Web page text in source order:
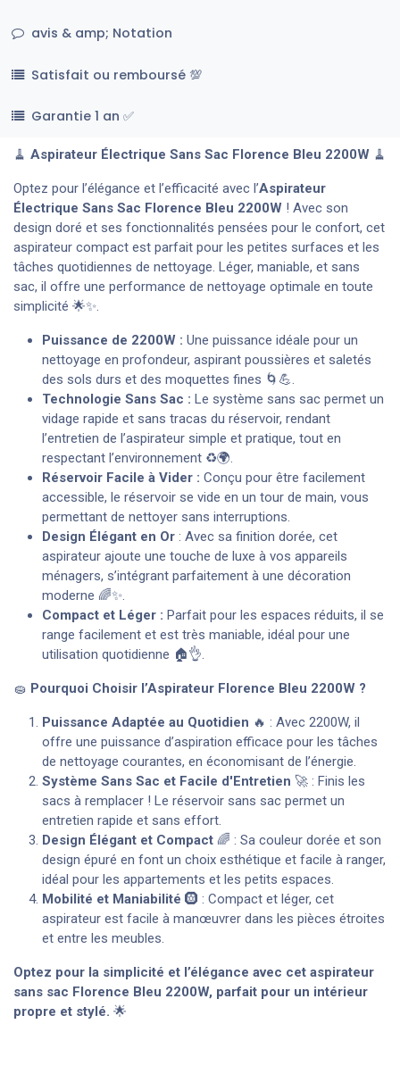
avis & amp; Notation
Satisfait ou remboursé 💯
Garantie 1 an ✅
🧹 Aspirateur Électrique Sans Sac Florence Bleu 2200W 🧹
Optez pour l’élégance et l’efficacité avec l’Aspirateur
Électrique Sans Sac Florence Bleu 2200W ! Avec son
design doré et ses fonctionnalités pensées pour le confort, cet
aspirateur compact est parfait pour les petites surfaces et les
tâches quotidiennes de nettoyage. Léger, maniable, et sans
sac, il offre une performance de nettoyage optimale en toute
simplicité 🌟✨.
Puissance de 2200W : Une puissance idéale pour un
nettoyage en profondeur, aspirant poussières et saletés
des sols durs et des moquettes fines 🌀💪.
Technologie Sans Sac : Le système sans sac permet un
vidage rapide et sans tracas du réservoir, rendant
l’entretien de l’aspirateur simple et pratique, tout en
respectant l’environnement ♻️🌍.
Réservoir Facile à Vider : Conçu pour être facilement
accessible, le réservoir se vide en un tour de main, vous
permettant de nettoyer sans interruptions.
Design Élégant en Or : Avec sa finition dorée, cet
aspirateur ajoute une touche de luxe à vos appareils
ménagers, s’intégrant parfaitement à une décoration
moderne 🌈✨.
Compact et Léger : Parfait pour les espaces réduits, il se
range facilement et est très maniable, idéal pour une
utilisation quotidienne 🏠👌.
🧽 Pourquoi Choisir l’Aspirateur Florence Bleu 2200W ?
Puissance Adaptée au Quotidien 🔥 : Avec 2200W, il
offre une puissance d’aspiration efficace pour les tâches
de nettoyage courantes, en économisant de l’énergie.
Système Sans Sac et Facile d'Entretien 🚀 : Finis les
sacs à remplacer ! Le réservoir sans sac permet un
entretien rapide et sans effort.
Design Élégant et Compact 🌈 : Sa couleur dorée et son
design épuré en font un choix esthétique et facile à ranger,
idéal pour les appartements et les petits espaces.
Mobilité et Maniabilité 🛞 : Compact et léger, cet
aspirateur est facile à manœuvrer dans les pièces étroites
et entre les meubles.
Optez pour la simplicité et l’élégance avec cet aspirateur
sans sac Florence Bleu 2200W, parfait pour un intérieur
propre et stylé. 🌟